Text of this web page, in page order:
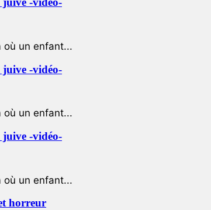
où un enfant...
juive -vidéo-
où un enfant...
juive -vidéo-
où un enfant...
horreur